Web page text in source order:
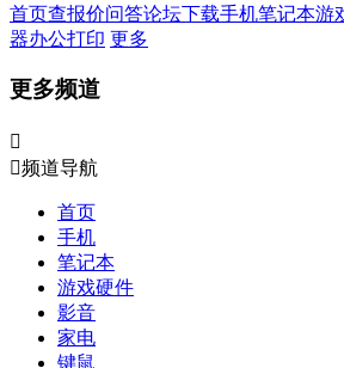
首页查报价问答论坛下载手机笔记本游
器办公打印 更多
更多频道

频道导航
首页
手机
笔记本
游戏硬件
影音
家电
键鼠